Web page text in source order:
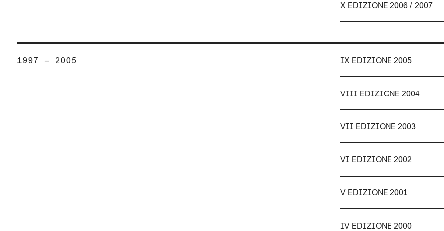
X EDIZIONE 2006 / 2007
1997 – 2005 IX EDIZIONE 2005
VIII EDIZIONE 2004
VII EDIZIONE 2003
VI EDIZIONE 2002
V EDIZIONE 2001
IV EDIZIONE 2000